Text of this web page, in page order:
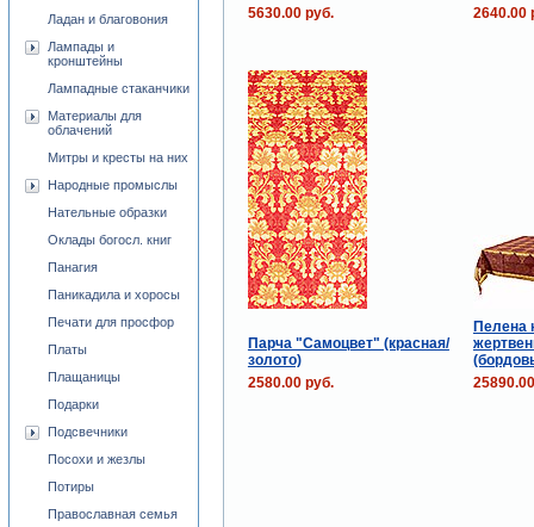
5630.00 руб.
2640.00
Парча "Самоцвет" (красная/
золото)
Пелена
2580.00 руб.
Ладан и благовония
Лампады и
кронштейны
Лампадные стаканчики
Материалы для
облачений
Митры и кресты на них
Народные промыслы
Нательные образки
Оклады богосл. книг
Панагия
Паникадила и хоросы
Печати для просфор
Платы
Плащаницы
Подарки
Подсвечники
Посохи и жезлы
Потиры
Православная семья